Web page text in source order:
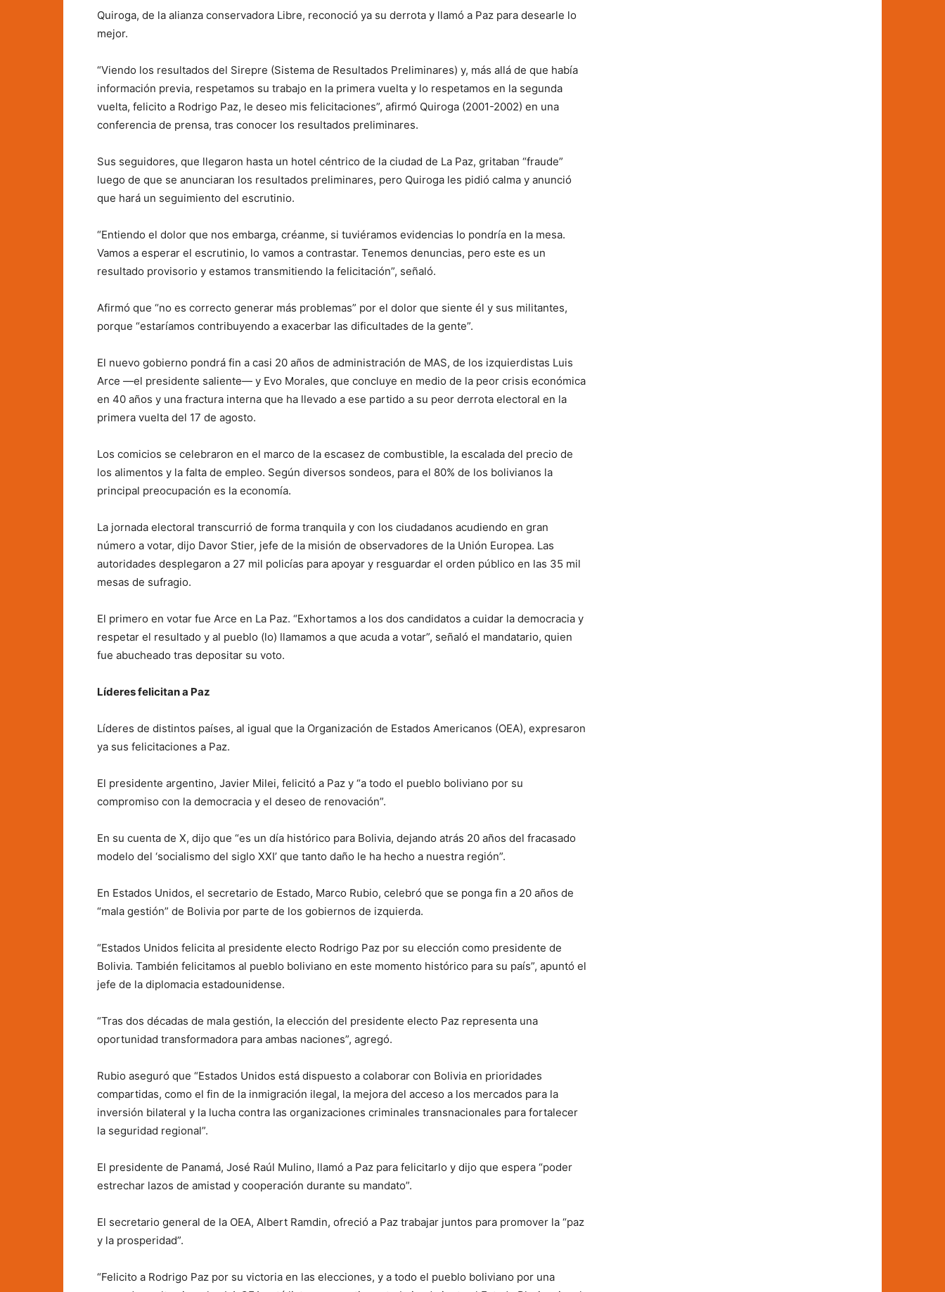
Quiroga, de la alianza conservadora Libre, reconoció ya su derrota y llamó a Paz para desearle lo
mejor.
“Viendo los resultados del Sirepre (Sistema de Resultados Preliminares) y, más allá de que había
información previa, respetamos su trabajo en la primera vuelta y lo respetamos en la segunda
vuelta, felicito a Rodrigo Paz, le deseo mis felicitaciones”, afirmó Quiroga (2001-2002) en una
conferencia de prensa, tras conocer los resultados preliminares.
Sus seguidores, que llegaron hasta un hotel céntrico de la ciudad de La Paz, gritaban “fraude”
luego de que se anunciaran los resultados preliminares, pero Quiroga les pidió calma y anunció
que hará un seguimiento del escrutinio.
“Entiendo el dolor que nos embarga, créanme, si tuviéramos evidencias lo pondría en la mesa.
Vamos a esperar el escrutinio, lo vamos a contrastar. Tenemos denuncias, pero este es un
resultado provisorio y estamos transmitiendo la felicitación”, señaló.
Afirmó que “no es correcto generar más problemas” por el dolor que siente él y sus militantes,
porque “estaríamos contribuyendo a exacerbar las dificultades de la gente”.
El nuevo gobierno pondrá fin a casi 20 años de administración de MAS, de los izquierdistas Luis
Arce —el presidente saliente— y Evo Morales, que concluye en medio de la peor crisis económica
en 40 años y una fractura interna que ha llevado a ese partido a su peor derrota electoral en la
primera vuelta del 17 de agosto.
Los comicios se celebraron en el marco de la escasez de combustible, la escalada del precio de
los alimentos y la falta de empleo. Según diversos sondeos, para el 80% de los bolivianos la
principal preocupación es la economía.
La jornada electoral transcurrió de forma tranquila y con los ciudadanos acudiendo en gran
número a votar, dijo Davor Stier, jefe de la misión de observadores de la Unión Europea. Las
autoridades desplegaron a 27 mil policías para apoyar y resguardar el orden público en las 35 mil
mesas de sufragio.
El primero en votar fue Arce en La Paz. “Exhortamos a los dos candidatos a cuidar la democracia y
respetar el resultado y al pueblo (lo) llamamos a que acuda a votar”, señaló el mandatario, quien
fue abucheado tras depositar su voto.
Líderes felicitan a Paz
Líderes de distintos países, al igual que la Organización de Estados Americanos (OEA), expresaron
ya sus felicitaciones a Paz.
El presidente argentino, Javier Milei, felicitó a Paz y “a todo el pueblo boliviano por su
compromiso con la democracia y el deseo de renovación”.
En su cuenta de X, dijo que “es un día histórico para Bolivia, dejando atrás 20 años del fracasado
modelo del ‘socialismo del siglo XXI’ que tanto daño le ha hecho a nuestra región”.
En Estados Unidos, el secretario de Estado, Marco Rubio, celebró que se ponga fin a 20 años de
“mala gestión” de Bolivia por parte de los gobiernos de izquierda.
“Estados Unidos felicita al presidente electo Rodrigo Paz por su elección como presidente de
Bolivia. También felicitamos al pueblo boliviano en este momento histórico para su país”, apuntó el
jefe de la diplomacia estadounidense.
“Tras dos décadas de mala gestión, la elección del presidente electo Paz representa una
oportunidad transformadora para ambas naciones”, agregó.
Rubio aseguró que “Estados Unidos está dispuesto a colaborar con Bolivia en prioridades
compartidas, como el fin de la inmigración ilegal, la mejora del acceso a los mercados para la
inversión bilateral y la lucha contra las organizaciones criminales transnacionales para fortalecer
la seguridad regional”.
El presidente de Panamá, José Raúl Mulino, llamó a Paz para felicitarlo y dijo que espera “poder
estrechar lazos de amistad y cooperación durante su mandato”.
El secretario general de la OEA, Albert Ramdin, ofreció a Paz trabajar juntos para promover la “paz
y la prosperidad”.
“Felicito a Rodrigo Paz por su victoria en las elecciones, y a todo el pueblo boliviano por una